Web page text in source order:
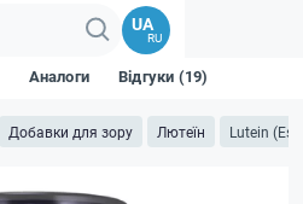
UA
RU
Добавки для зору Лютеїн Lutein
Аналоги Відгуки (19)